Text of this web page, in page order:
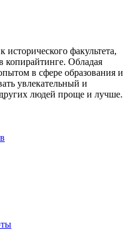
факультета,
копирайтинге. Обладая
в сфере образования и
увлекательный и
людей проще и лучше.